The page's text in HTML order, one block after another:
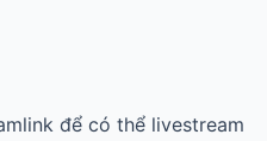
để có thể livestream